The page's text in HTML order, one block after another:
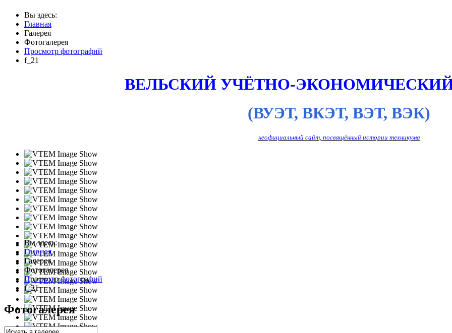
Вы здесь:
Главная
Галерея
Фотогалерея
Просмотр фотографий
f_21
ВЕЛЬСКИЙ УЧЁТНО-
(ВУЭТ, ВКЭТ, ВЭТ, ВЭК)
неофициальный сайт, посвящённый истории техникума
Вы здесь:
Главная
Галерея
Фотогалерея
Просмотр фотографий
f_21
Фотогалерея